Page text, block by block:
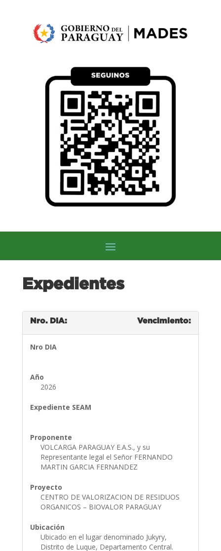
Expedientes
Nro. DIA: Vencimiento:
Nro DIA
Año
2026
Expediente SEAM
Proponente
VOLCARGA PARAGUAY E.A.S., y su
Representante legal el Señor FERNANDO
MARTIN GARCIA FERNANDEZ
Proyecto
CENTRO DE VALORIZACION DE RESIDUOS
ORGANICOS – BIOVALOR PARAGUAY
Ubicación
Ubicado en el lugar denominado Jukyry,
Distrito de Luque, Departamento Central.